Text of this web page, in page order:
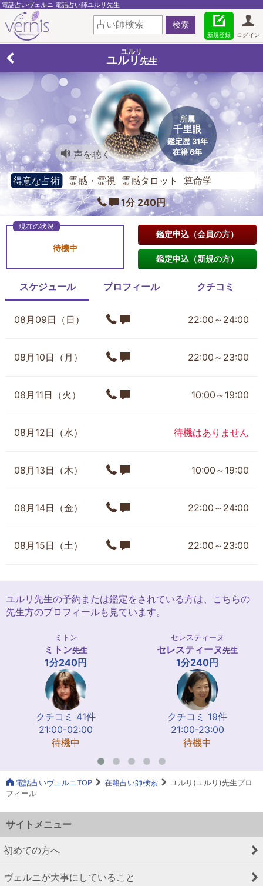
電話占いヴェルニ 電話占い師ユルリ先生
ログイン
新規登録
ユルリ
ユルリ先生
所属
千里眼
鑑定歴 31年
在籍 6年
声を聴く
得意な占術
霊感・霊視 霊感タロット 算命学
1分 240円
待機中
鑑定申込（会員の方）
鑑定申込（新規の方）
スケジュール プロフィール クチコミ
08月09日（日） 22:00～24:00
08月10日（月） 22:00～23:00
08月11日（火） 10:00～19:00
08月12日（水） 待機はありません
08月13日（木） 10:00～19:00
08月14日（金） 22:00～24:00
08月15日（土） 22:00～23:00
ユルリ先生の予約または鑑定をされている方は、こちらの
先生方のプロフィールも見ています。
ミトン
ミトン先生
1分240円
クチコミ 41件
21:00-02:00
待機中
セレスティーヌ
セレスティーヌ先生
1分240円
クチコミ 19件
21:00-23:00
待機中
電話占いヴェルニTOP 在籍占い師検索
ユルリ(ユルリ)先生プロ
フィール
サイトメニュー
初めての方へ
ヴェルニが大事にしていること